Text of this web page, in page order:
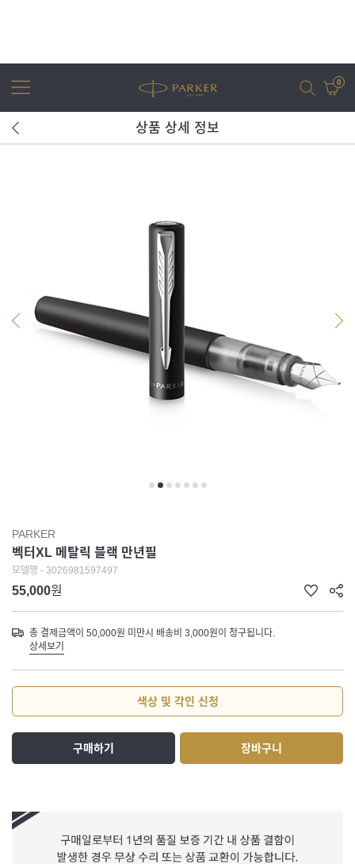
0
상품 상세 정보
PARKER
벡터XL 메탈릭 블랙 만년필
모델명 - 3026981597497
55,000원
총 결제금액이 50,000원 미만시 배송비 3,000원이 청구됩니다.
상세보기
색상 및 각인 신청
구매하기 장바구니